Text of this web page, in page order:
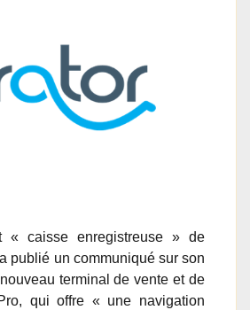
« caisse enregistreuse » de
publié un communiqué sur son
nouveau terminal de vente et de
qui offre « une navigation